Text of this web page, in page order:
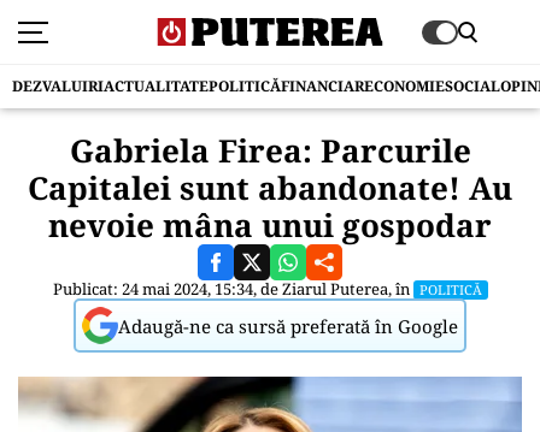
DEZVALUIRIACTUALITATEPOLITICĂFINANCIARECONOMIESOCIAL
Gabriela Firea: Parcurile
Capitalei sunt abandonate! Au
nevoie mâna unui gospodar
Publicat: 24 mai 2024, 15:34, deZiarul Puterea, în POLITICĂ
Adaugă-ne ca sursă preferată în Google